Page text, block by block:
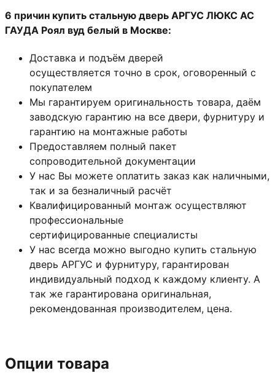
6 причин купить стальную дверь АРГУС ЛЮКС АС
ГАУДА Роял вуд белый в Москве:
Доставка и подъём дверей
осуществляется точно в срок, оговоренный с
покупателем
Мы гарантируем оригинальность товара, даём
заводскую гарантию на все двери, фурнитуру и
гарантию на монтажные работы
Предоставляем полный пакет
сопроводительной документации
У нас Вы можете оплатить заказ как наличными,
так и за безналичный расчёт
Квалифицированный монтаж осуществляют
профессиональные
сертифицированные специалисты
У нас всегда можно выгодно купить стальную
дверь АРГУС и фурнитуру, гарантирован
индивидуальный подход к каждому клиенту. А
так же гарантирована оригинальная,
рекомендованная производителем, цена.
Опции товара